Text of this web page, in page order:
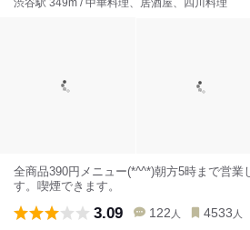
渋谷駅 349m / 中華料理、居酒屋、四川料理
全商品390円メニュー(*^^*)朝方5時まで営業
す。喫煙できます。
3.09 122 人 4533 人